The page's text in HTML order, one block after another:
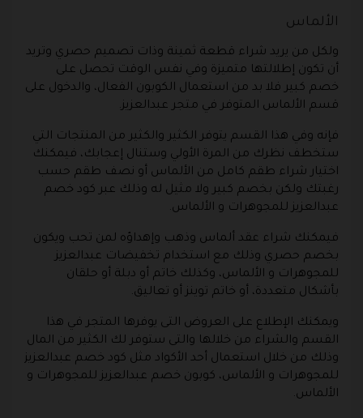
الألماس
ولكل من يريد شراء قطعة ثمينة وذات تصميم حصري وتريد
أن تكون إطلالتها متميزة وفي نفس الوقت تحصل على
خصم كبير فلا بد من استعمال الكوبون الفعال، والدخول على
قسم الألماس المتوفر في متجر عبدالعزيز.
فإنه وفي هذا القسم يتوفر الكثير والكثير من المنتجات التي
ستخطف نظرك من المرة الأولي وستنال إعجابك، فيمكنك
اختيار شراء طقم كامل من الألماس أو نصف طقم حسب
رغبتك ولكن بخصم كبير ولا مثيل له وذلك عبر كود خصم
عبدالعزيز للمجوهرات و الألماس.
فيمكنك شراء عقد ألماس وذهب وإهداؤه لمن تحب ويكون
بخصم حصري وذلك مع استخدام تخفيضات عبدالعزيز
للمجوهرات و الألماس، وكذلك خاتم أو دبلة أو حلقان
بأشكال متعددة، أو خاتم توينز أو تعاليق.
ويمكنك الإطلاع على العروض التى يوفرها المتجر في هذا
القسم والشراء من خلالها والتى ستوفر لك الكثير من المال
وذلك من خلال استعمال أحد الأكواد مثل كود خصم عبدالعزيز
للمجوهرات و الألماس، كوبون خصم عبدالعزيز للمجوهرات و
الألماس.